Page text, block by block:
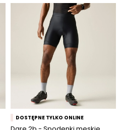
DOSTĘPNE TYLKO ONLINE